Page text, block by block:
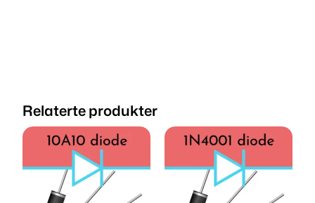
Relaterte produkter